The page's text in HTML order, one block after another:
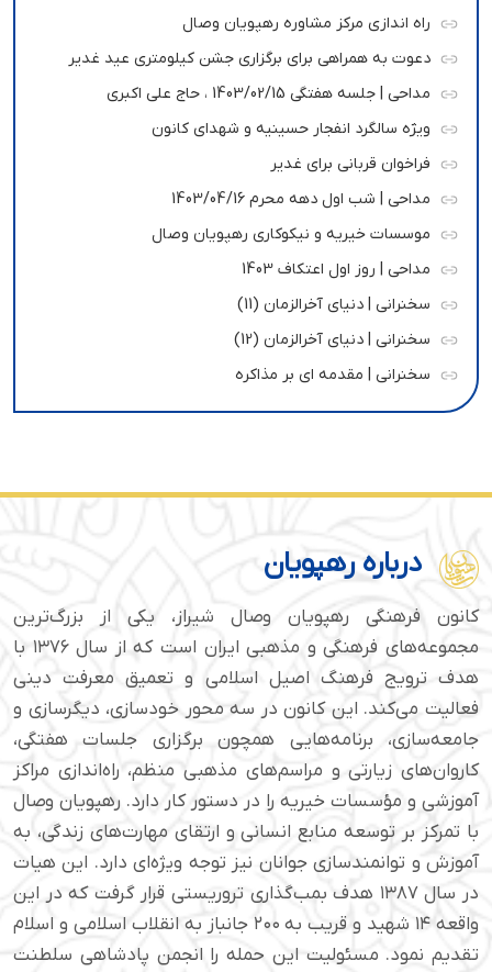
راه اندازی مرکز مشاوره رهپویان وصال
دعوت به همراهی برای برگزاری جشن کیلومتری عید غدیر
مداحی | جلسه هفتگی 1403/02/15 ، حاج علی اکبری
ویژه سالگرد انفجار حسینیه و شهدای کانون
فراخوان قربانی برای غدیر
مداحی | شب اول دهه محرم 1403/04/16
موسسات خیریه و نیکوکاری رهپویان وصال
مداحی | روز اول اعتکاف 1403
سخنرانی | دنیای آخرالزمان (11)
سخنرانی | دنیای آخرالزمان (12)
سخنرانی | مقدمه ای بر مذاکره
درباره رهپویان
کانون فرهنگی رهپویان وصال شیراز، یکی از بزرگ‌ترین
مجموعه‌های فرهنگی و مذهبی ایران است که از سال ۱۳۷۶ با
هدف ترویج فرهنگ اصیل اسلامی و تعمیق معرفت دینی
فعالیت می‌کند. این کانون در سه محور خودسازی، دیگرسازی و
جامعه‌سازی، برنامه‌هایی همچون برگزاری جلسات هفتگی،
کاروان‌های زیارتی و مراسم‌های مذهبی منظم، راه‌اندازی مراکز
آموزشی و مؤسسات خیریه را در دستور کار دارد. رهپویان وصال
با تمرکز بر توسعه منابع انسانی و ارتقای مهارت‌های زندگی، به
آموزش و توانمندسازی جوانان نیز توجه ویژه‌ای دارد. این هیات
در سال ۱۳۸۷ هدف بمب‌گذاری تروریستی قرار گرفت که در این
واقعه ۱۴ شهید و قریب به ۲۰۰ جانباز به انقلاب اسلامی و اسلام
تقدیم نمود. مسئولیت این حمله را انجمن پادشاهی سلطنت